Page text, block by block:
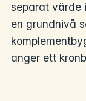
separat värde
en grundnivå
anger ett